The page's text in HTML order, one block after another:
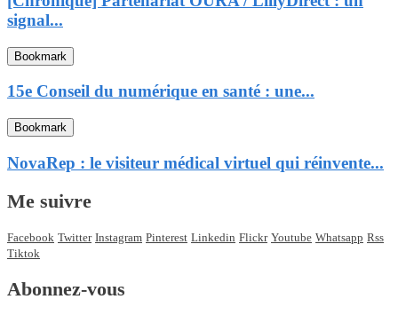
signal...
Bookmark
15e Conseil du numérique en santé : une...
Bookmark
NovaRep : le visiteur médical virtuel qui réinvente...
Me suivre
Facebook Twitter Instagram Pinterest Linkedin Flickr Youtube Whatsapp Rss
Tiktok
Abonnez-vous